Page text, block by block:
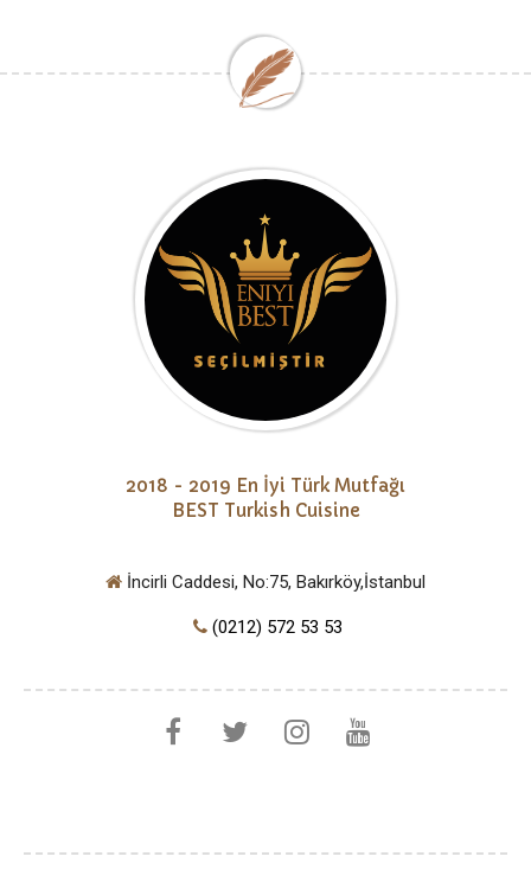
2018 - 2019 En İyi Türk Mutfağı
BEST Turkish Cuisine
İncirli Caddesi, No:75, Bakırköy,İstanbul
(0212) 572 53 53